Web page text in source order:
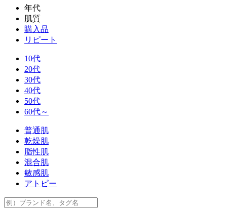
年代
肌質
購入品
リピート
10代
20代
30代
40代
50代
60代～
普通肌
乾燥肌
脂性肌
混合肌
敏感肌
アトピー